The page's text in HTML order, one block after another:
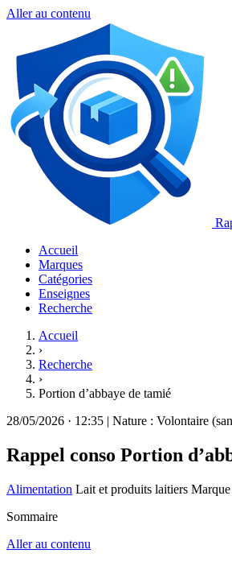
Aller au contenu
Accueil
Marques
Catégories
Enseignes
Recherche
Accueil
›
Recherche
›
Portion d’abbaye de tamié
28/05/2026 · 12:35 | Nature : Volontaire
Rappel conso Portion
Alimentation Lait et produits laitiers
Sommaire
Aller au contenu